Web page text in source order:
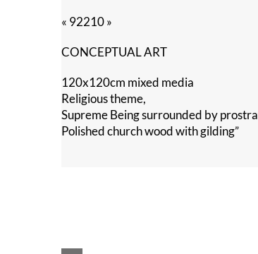
« 92210 »
CONCEPTUAL ART
120x120cm mixed media
Religious theme,
Supreme Being surrounded by
Polished church wood with gilding”